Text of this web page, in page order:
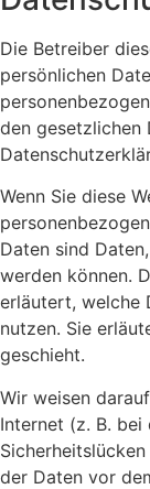
Die Betreiber
persönlichen
den gesetzlichen
Wenn Sie diese
Daten sind
werden können.
erläutert, welche
nutzen. Sie
geschieht.
Wir weisen
Internet (z. B. bei
der Daten vor